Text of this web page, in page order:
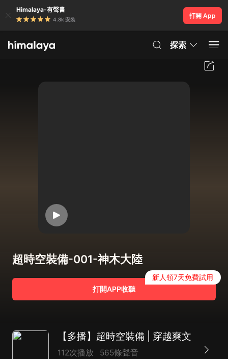
Himalaya-有聲書
4.8k 安裝
打開 App
探索
超時空裝備-001-神木大陸
打開APP收聽
新人領7天免費試用
【多播】超時空裝備 | 穿越爽文
112次播放 565條聲音